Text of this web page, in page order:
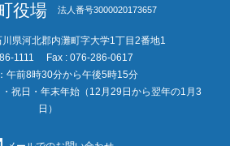
役場 法人番号3000020173657
県河北郡内灘町字大学1丁目2番地1
1111
Fax : 076-286-0617
午前8時30分から午後5時15分
祝日・年末年始（12月29日から翌年の1月3
日）